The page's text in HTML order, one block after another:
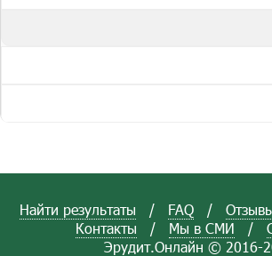
Найти результаты / FAQ /
Контакты
/ Мы в СМИ /
Эрудит.Онлайн © 2016-